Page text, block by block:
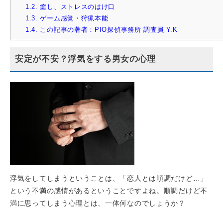
1.2.
癒し、ストレスのはけ口
1.3.
ゲーム感覚・狩猟本能
1.4.
この記事の著者：PIO探偵事務所 調査員 Y.K
安定が不安？浮気をする男女の心理
浮気をしてしまうということは、「恋人とは順調だけど…」
という不満の感情があるということですよね。順調だけど不
満に思ってしまう心理とは、一体何なのでしょうか？